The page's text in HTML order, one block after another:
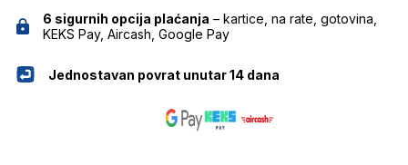
6 sigurnih opcija plaćanja – kartice, na rate, gotovina,
KEKS Pay, Aircash, Google Pay
Jednostavan povrat unutar 14 dana